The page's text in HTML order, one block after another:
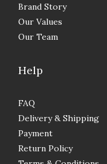
Brand Story
Our Values
Our Team
Help
FAQ
Delivery & Shipping
Payment
Return Policy